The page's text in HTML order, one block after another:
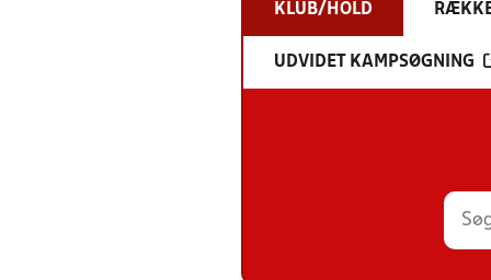
KLUB/HOLD
UDVIDET KAMPSØGNING